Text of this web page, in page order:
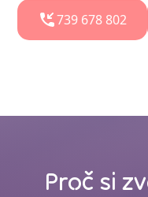
739 678 802
Proč si